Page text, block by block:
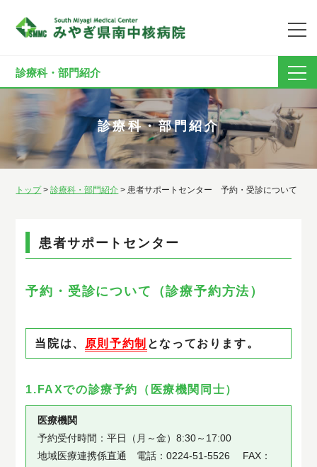
診療科・部門紹介
診療科・部門紹介
トップ>診療科・部門紹介 > 患者サポートセンター 予約・受診について
患者サポートセンター
予約・受診について（診療予約方法）
当院は、 原則予約制 となっております。
1.FAXでの診療予約（医療機関同士）
医療機関
予約受付時間：平日（月～金）8:30～17:00
地域医療連携係直通 電話：0224-51-5526 FAX：